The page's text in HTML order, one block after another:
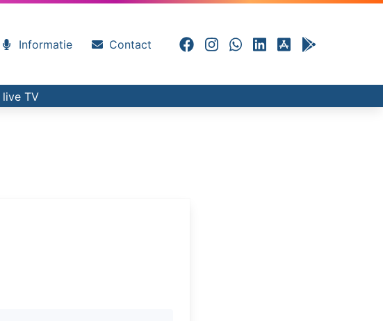
Informatie Contact
live TV